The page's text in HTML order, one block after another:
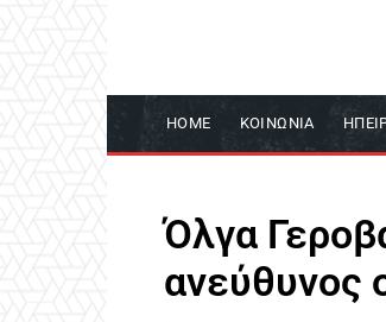
HOME ΚΟΙΝΩΝΊΑ
Όλγα
ανεύθυνος